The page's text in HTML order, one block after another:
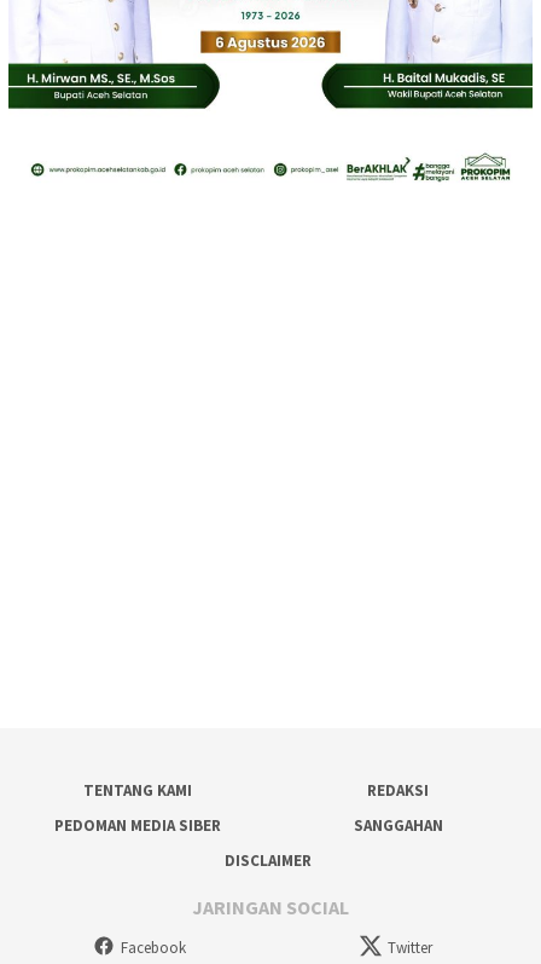
TENTANG KAMI
REDAKSI
PEDOMAN MEDIA SIBER
SANGGAHAN
DISCLAIMER
JARINGAN SOCIAL
Facebook Twitter